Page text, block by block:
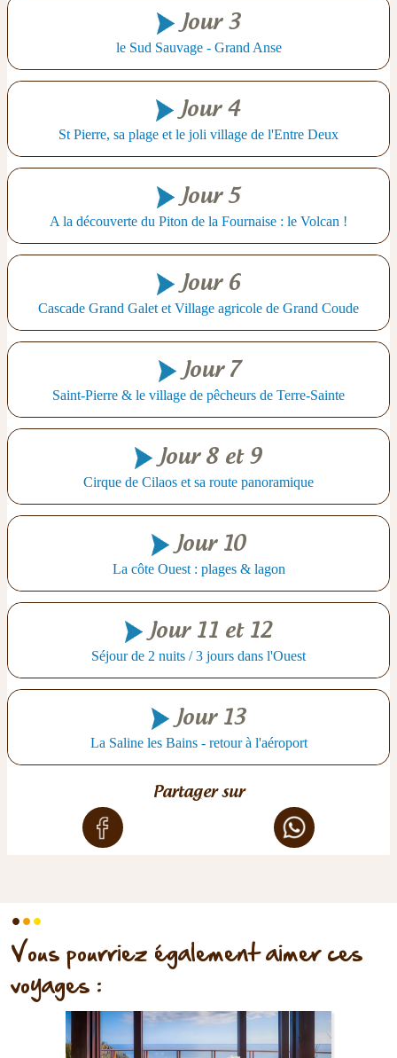
Jour 3
le Sud Sauvage - Grand Anse
Jour 4
St Pierre, sa plage et le joli village de l'Entre Deux
Jour 5
A la découverte du Piton de la Fournaise : le Volcan !
Jour 6
Cascade Grand Galet et Village agricole de Grand Coude
Jour 7
Saint-Pierre & le village de pêcheurs de Terre-Sainte
Jour 8 et 9
Cirque de Cilaos et sa route panoramique
Jour 10
La côte Ouest : plages & lagon
Jour 11 et 12
Séjour de 2 nuits / 3 jours dans l'Ouest
Jour 13
La Saline les Bains - retour à l'aéroport
Partager sur
...
Vous pourriez également aimer ces
voyages :